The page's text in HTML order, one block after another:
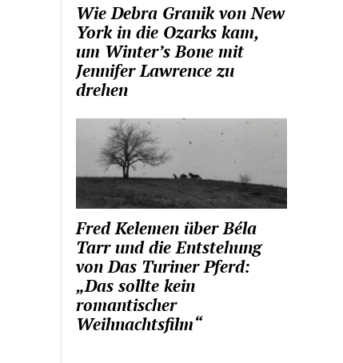
Wie Debra Granik von New
York in die Ozarks kam,
um Winter’s Bone mit
Jennifer Lawrence zu
drehen
Fred Kelemen über Béla
Tarr und die Entstehung
von Das Turiner Pferd:
„Das sollte kein
romantischer
Weihnachtsfilm“